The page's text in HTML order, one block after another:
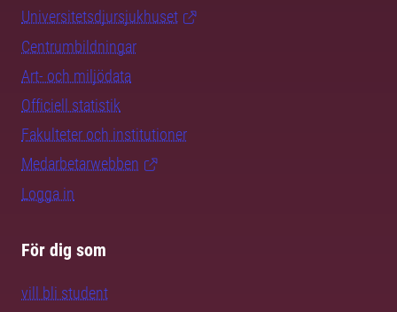
Universitetsdjursjukhuset
Centrumbildningar
Art- och miljödata
Officiell statistik
Fakulteter och institutioner
Medarbetarwebben
Logga in
För dig som
vill bli student